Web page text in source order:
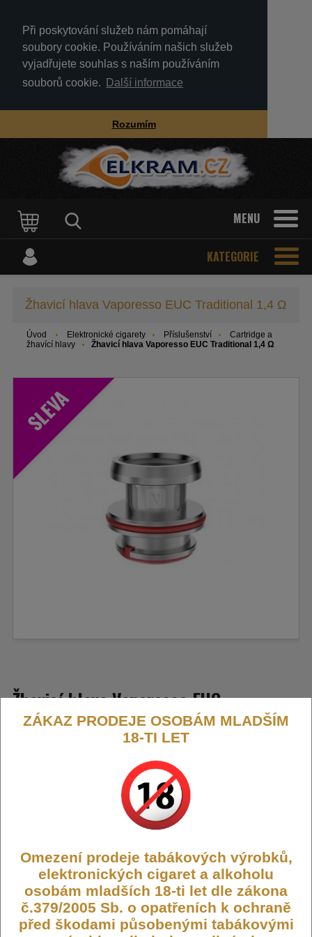
Při poskytování služeb nám pomáhají
soubory cookie. Používáním našich služeb
vyjadřujete souhlas s naším používáním
souborů cookie.
Další informace
Rozumím
MENU
KATEGORIE
Žhavicí hlava Vaporesso EUC Traditional 1,4 Ω
Úvod Elektronické cigarety Příslušenství
Cartridge a
žhavící hlavy
Žhavicí hlava Vaporesso EUC Traditional 1,4 Ω
SLEVA
Žhavicí hlava Vaporesso EUC
Traditional 1,4 Ω
Tato žhavicí hlava s odporem 1,4 Ω je součástí série EUC (Eco
Universal Coil) od společnosti Vaporesso.
potahování pusa-plíce (MTL) a využívá kanthalovou spirálku,
která poskytuje vyváženou produkci páry a autentickou chuť e-
Dostupnost: Skladem
Počet ks:
4 ks
99,- KČ
ZÁKAZ PRODEJE OSOBÁM MLADŠÍM
18-TI LET
Omezení prodeje tabákových výrobků,
elektronických cigaret a alkoholu
osobám mladších 18-ti let dle zákona
č.379/2005 Sb. o opatřeních k ochraně
před škodami působenými tabákovými